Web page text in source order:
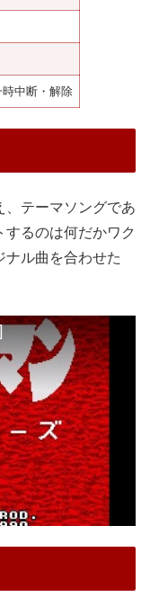
中断・解除
、テーマソングであ
るのは何だかワク
ナル曲を合わせた